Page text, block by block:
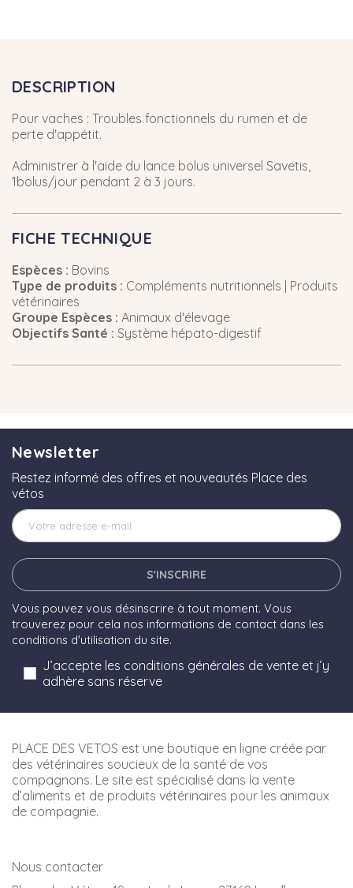
DESCRIPTION
Pour vaches : Troubles fonctionnels du rumen et de
perte d'appétit.
Administrer à l'aide du lance bolus universel Savetis,
1bolus/jour pendant 2 à 3 jours.
FICHE TECHNIQUE
Espèces : Bovins
Type de produits : Compléments nutritionnels | Produits
vétérinaires
Groupe Espèces : Animaux d'élevage
Objectifs Santé : Système hépato-digestif
Newsletter
Restez informé des offres et nouveautés Place des
vétos
S'INSCRIRE
Vous pouvez vous désinscrire à tout moment. Vous
trouverez pour cela nos informations de contact dans les
conditions d'utilisation du site.
J’accepte les conditions générales de vente et j’y
adhère sans réserve
PLACE DES VETOS est une boutique en ligne créée par
des vétérinaires soucieux de la santé de vos
compagnons. Le site est spécialisé dans la vente
d’aliments et de produits vétérinaires pour les animaux
de compagnie.
Nous contacter